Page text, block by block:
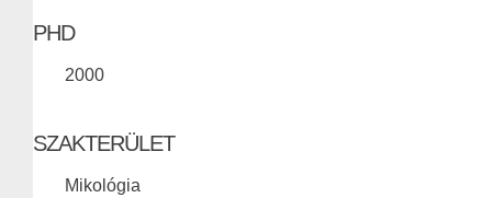
PHD
2000
SZAKTERÜLET
Mikológia